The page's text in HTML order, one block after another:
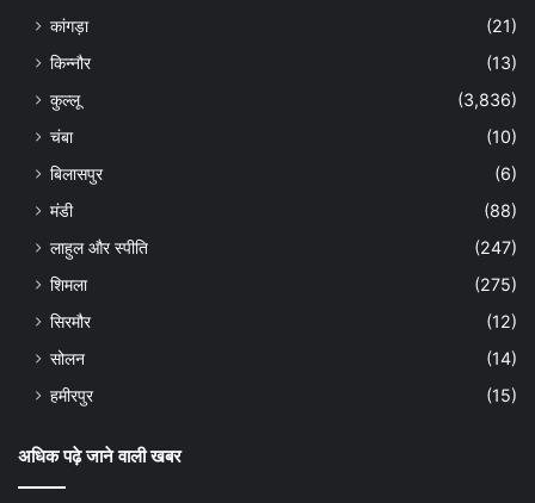
कांगड़ा
(21)
किन्नौर
(13)
कुल्लू
(3,836)
चंबा
(10)
बिलासपुर
(6)
मंडी
(88)
लाहुल और स्पीति
(247)
शिमला
(275)
सिरमौर
(12)
सोलन
(14)
हमीरपुर
(15)
अधिक पढ़े जाने वाली खबर